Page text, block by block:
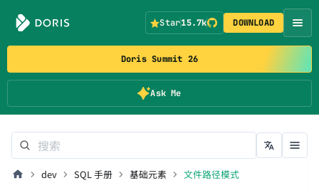
Doris Summit 26
Ask Me
Star15.7k DOWNLOAD
dev SQL 手册 基础元素 文件路径模式